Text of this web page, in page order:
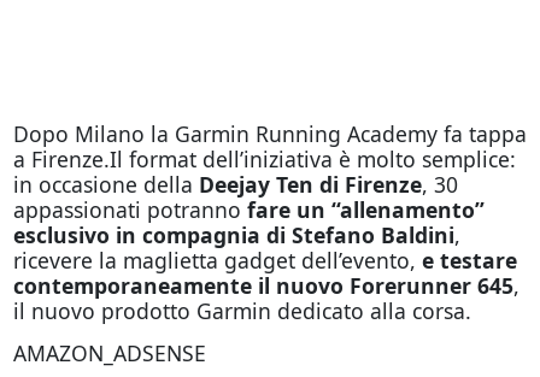
Dopo Milano la Garmin Running Academy fa tappa
a Firenze.Il format dell’iniziativa è molto semplice:
in occasione della Deejay Ten di Firenze, 30
appassionati potranno fare un “allenamento”
esclusivo in compagnia di Stefano Baldini,
ricevere la maglietta gadget dell’evento, e testare
contemporaneamente il nuovo Forerunner 645,
il nuovo prodotto Garmin dedicato alla corsa.
AMAZON_ADSENSE